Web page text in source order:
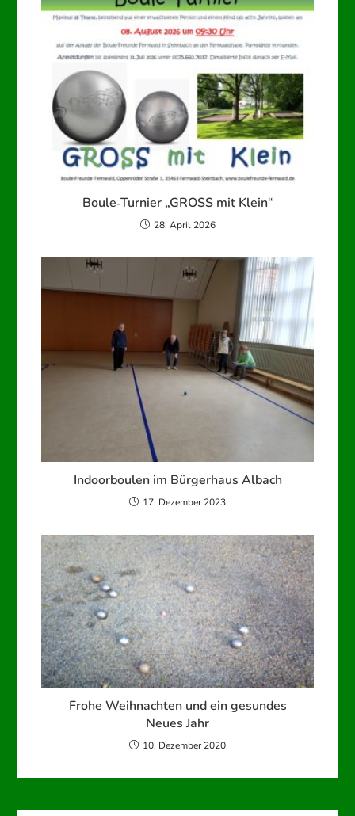
Boule‑Turnier „GROSS mit Klein“
28. April 2026
Indoorboulen im Bürgerhaus Albach
17. Dezember 2023
Frohe Weihnachten und ein gesundes
Neues Jahr
10. Dezember 2020